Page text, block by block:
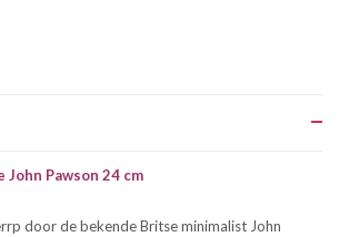
Pawson 24 cm
door de bekende Britse minimalist John